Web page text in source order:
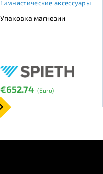
Гимнастические аксессуары
Упаковка магнезии
€652.74 (Euro)